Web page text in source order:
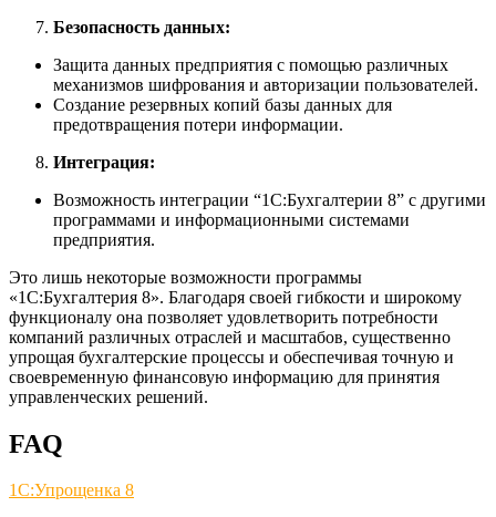
Безопасность данных:
Защита данных предприятия с помощью различных
механизмов шифрования и авторизации пользователей.
Создание резервных копий базы данных для
предотвращения потери информации.
Интеграция:
Возможность интеграции “1C:Бухгалтерии 8” с другими
программами и информационными системами
предприятия.
Это лишь некоторые возможности программы
«1C:Бухгалтерия 8». Благодаря своей гибкости и широкому
функционалу она позволяет удовлетворить потребности
компаний различных отраслей и масштабов, существенно
упрощая бухгалтерские процессы и обеспечивая точную и
своевременную финансовую информацию для принятия
управленческих решений.
FAQ
1С:Упрощенка 8